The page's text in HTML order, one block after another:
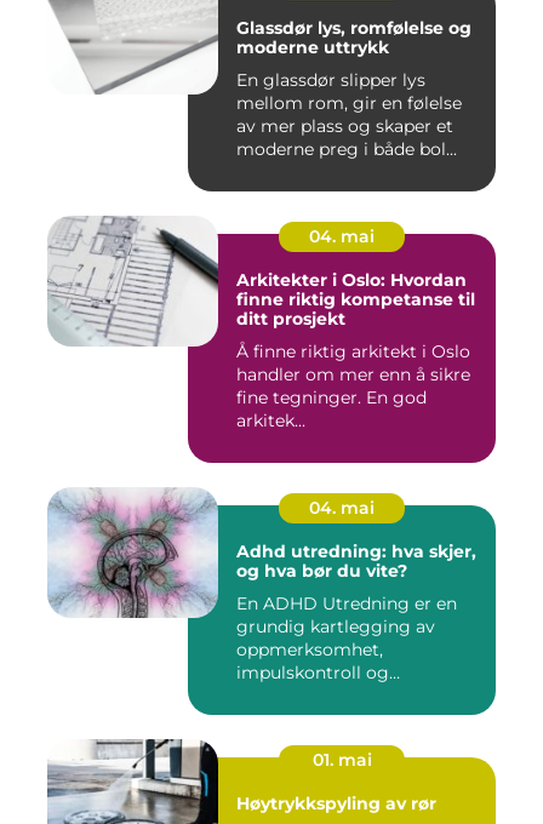
Glassdør lys, romfølelse og
moderne uttrykk
En glassdør slipper lys
mellom rom, gir en følelse
av mer plass og skaper et
moderne preg i både bol...
04. mai
Arkitekter i Oslo: Hvordan
finne riktig kompetanse til
ditt prosjekt
Å finne riktig arkitekt i Oslo
handler om mer enn å sikre
fine tegninger. En god
arkitek...
04. mai
Adhd utredning: hva skjer,
og hva bør du vite?
En ADHD Utredning er en
grundig kartlegging av
oppmerksomhet,
impulskontroll og
01. mai
Høytrykkspyling av rør